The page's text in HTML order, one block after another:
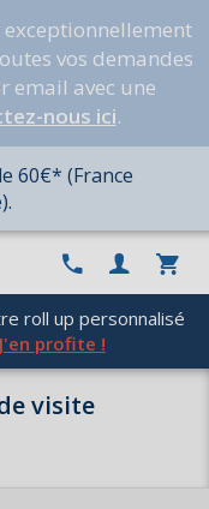
exceptionnellement
vos demandes
email avec une
nous ici.
60€* (France
roll up personnalisé
J'en profite !
visite